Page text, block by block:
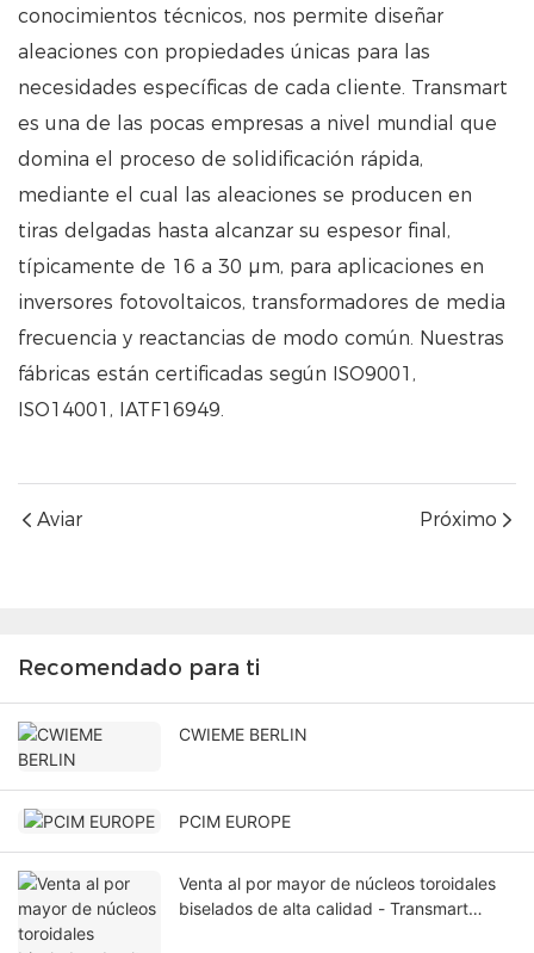
conocimientos técnicos, nos permite diseñar
aleaciones con propiedades únicas para las
necesidades específicas de cada cliente. Transmart
es una de las pocas empresas a nivel mundial que
domina el proceso de solidificación rápida,
mediante el cual las aleaciones se producen en
tiras delgadas hasta alcanzar su espesor final,
típicamente de 16 a 30 μm, para aplicaciones en
inversores fotovoltaicos, transformadores de media
frecuencia y reactancias de modo común. Nuestras
fábricas están certificadas según ISO9001,
ISO14001, IATF16949.
Aviar Próximo
Recomendado para ti
CWIEME BERLIN
PCIM EUROPE
Venta al por mayor de núcleos toroidales
biselados de alta calidad - Transmart